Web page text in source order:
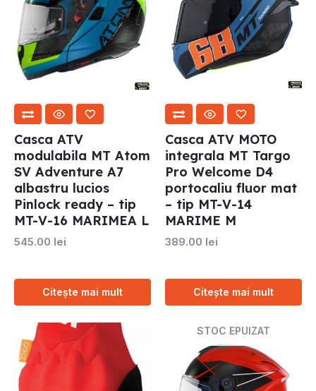
Casca ATV
modulabila MT Atom
SV Adventure A7
albastru lucios
Pinlock ready – tip
MT-V-16 MARIMEA L
545.00 lei
Citește mai mult
Casca ATV MOTO
integrala MT Targo
Pro Welcome D4
portocaliu fluor mat
– tip MT-V-14
MARIME M
389.00 lei
Citește mai mult
STOC EPUIZAT